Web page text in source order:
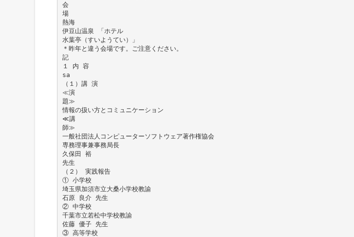
会
場
熱海
伊豆山温泉 「ホテル
水葉亭（すいようてい）」
＊昨年と違う会場です。ご注意ください。
記
１ 内 容
sa
（１）講 演
≪演
題≫
情報の扱い方とコミュニケーション
≪講
師≫
一般社団法人コンピューターソフトウェア著作権協会
専務理事兼事務局長
久保田 裕
先生
（２） 実践報告
① 小学校
埼玉県加須市立大桑小学校教諭
石原 良介 先生
② 中学校
千葉市立若松中学校教諭
佐藤 優子 先生
③ 高等学校